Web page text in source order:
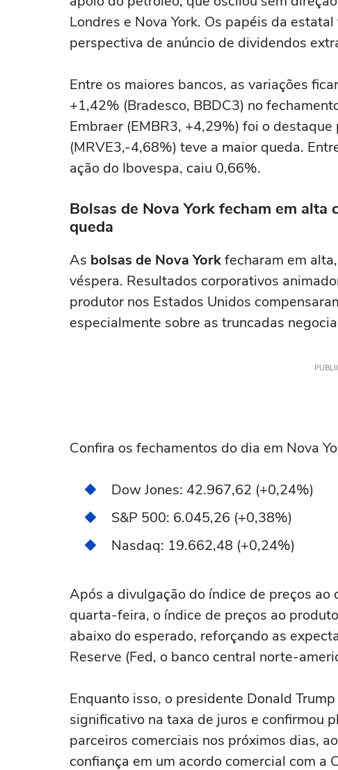
Londres e Nova York. Os papéis da
perspectiva de anúncio de dividendos
Entre os maiores bancos, as variações
+1,42% (Bradesco, BBDC3) no
Embraer (EMBR3, +4,29%) foi o
(MRVE3,-4,68%) teve a maior queda.
ação do Ibovespa, caiu 0,66%.
Bolsas de Nova York fecham em
queda
As bolsas de Nova Yorkfecharam em
véspera. Resultados corporativos
produtor nos Estados Unidos
especialmente sobre as truncadas
Confira os fechamentos do dia em Nova
Dow Jones: 42.967,62 (+0,24%)
S&P 500: 6.045,26 (+0,38%)
Nasdaq: 19.662,48 (+0,24%)
Após a divulgação do índice de preços ao
quarta-feira, o índice de preços ao
abaixo do esperado, reforçando as
Reserve (Fed, o banco central norte-
Enquanto isso, o presidente Donald
significativo na taxa de juros e confirmou
parceiros comerciais nos próximos dias,
confiança em um acordo comercial com a